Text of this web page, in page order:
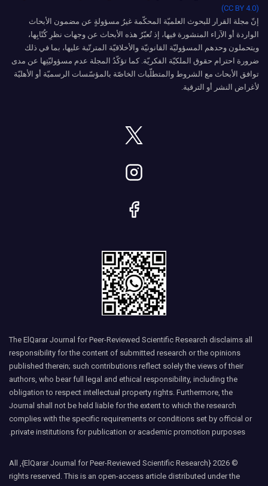
(CC BY 4.0)
إنّ مجلة القرار للبحوث العلميّة المحكّمة غيرُ مسؤولةٍ عن مضمون الأبحاث
الواردة أو الآراء المنشورة فيها، إذ تُعبّرُ هذه الأبحاث عن وجهات نظرِ كُتّابِها،
ويتحملون وحدهم المسؤوليّة القانونيّة والأخلاقيّة المترتّبة عليها، بما في ذلك
ضرورة احترام حقوق الملكيّة الفكريّة. كما تؤكّدُ المجلة عدم مسؤوليّتِها عن مدى
توافق الأبحاث مع الشروط والمتطلّبات الخاصّة بالمؤسّسات الرسميّة أو الأهليّة
لأغراض النشر أو الترقية.
The ElQarar Journal for Peer-Reviewed Scientific Research disclaims all
responsibility for the content of submitted research or the opinions
published therein; such contributions reflect solely the views of their
authors, who bear full legal and ethical responsibility, including the
obligation to respect intellectual property rights. Furthermore, the
Journal shall not be held liable for the extent to which the research
complies with the specific requirements or conditions set by official or
private institutions for publication or academic promotion purposes.
© 2026 {ElQarar Journal for Peer-Reviewed Scientific Research}, All
rights reserved. This is an open-access article distributed under the